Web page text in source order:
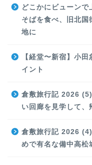
どこかにビューン
そばを食べ、旧北国
地に
【経堂〜新宿】小
イント
倉敷旅行記 2026
い回廊を見学して、
倉敷旅行記 2026
めで有名な備中高松